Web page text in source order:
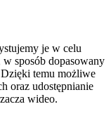
je w celu
sposób dopasowany
temu możliwe
oraz udostępnianie
wideo.